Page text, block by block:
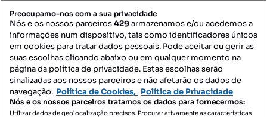
Mapa do Site
Contacte-nos
Preocupamo-nos com a sua privacidade
Nós e os nossos parceiros429armazenamos e/ou acedemos a
informações num dispositivo, tais como identificadores únicos
em cookies para tratar dados pessoais. Pode aceitar ou gerir as
suas escolhas clicando abaixo ou em qualquer momento na
página da política de privacidade. Estas escolhas serão
sinalizadas aos nossos parceiros e não afetarão os dados de
navegação. Política de Cookies, Política de Privacidade
Nós e os nossos parceiros tratamos os dados para fornecermos:
Utilizar dados de geolocalização precisos. Procurar ativamente as características